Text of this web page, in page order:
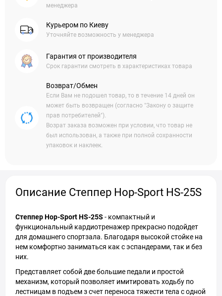
менеджера
Курьером по Киеву
Уточняйте возможность у менеджера
Гарантия от производителя
Срок гарантии смотреть в характеристиках товара
Возврат/Обмен
Если Вам не подошел товар, то в течение 14 дней он
может быть возвращен (согласно "Закону о защите
прав потребителей").
Возрат заказа возможен при условии, что товар не
был использован, а также при полной сохранности
упаковок и наклеек.
Описание Степпер Hop-Sport HS-25S
Степпер Hop-Sport HS-25S - компактный и
функциональный кардиотренажер прекрасно подойдет
для домашнего спортзала. Благодаря высокой стойке на
нем комфортно заниматься как с эспандерами, так и без
них.
Представляет собой две большие педали и простой
механизм, который позволяет имитировать ходьбу по
лестницам в подъем з счет переноса тяжести тела с одной